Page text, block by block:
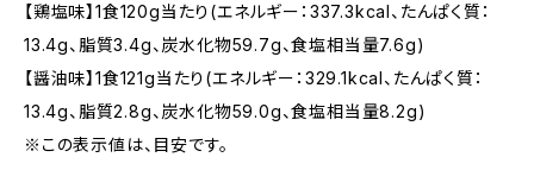
【鶏塩味】1食120g当たり(エネルギー：337.3kcal、たんぱく質：
13.4g、脂質3.4g、炭水化物59.7g、食塩相当量7.6g)
【醤油味】1食121g当たり(エネルギー：329.1kcal、たんぱく質：
13.4g、脂質2.8g、炭水化物59.0g、食塩相当量8.2g)
※この表示値は、目安です。